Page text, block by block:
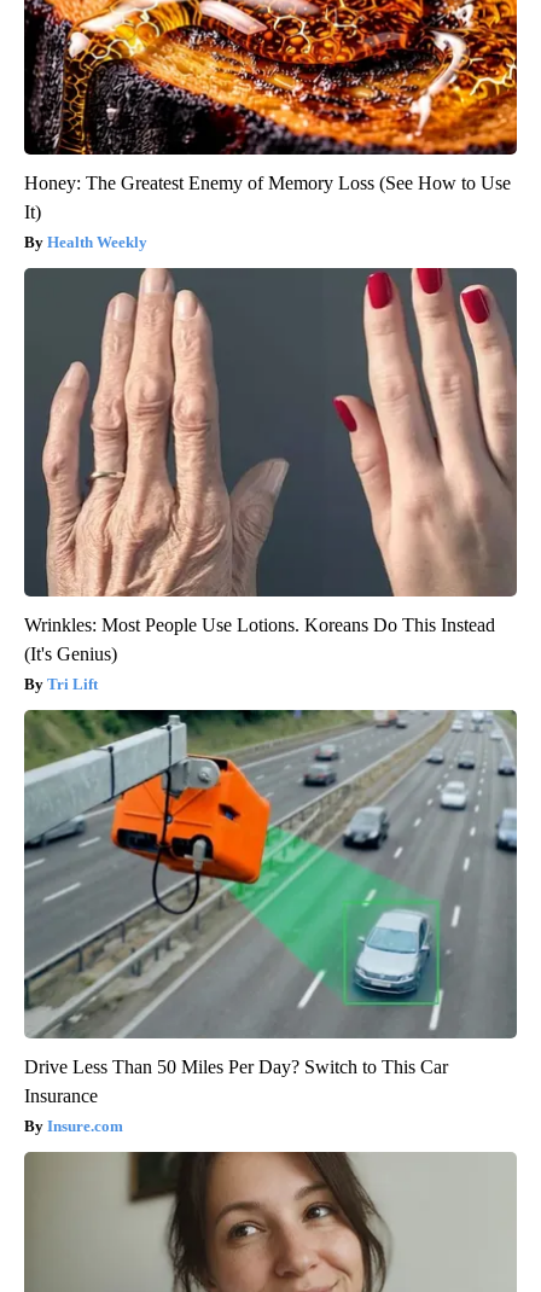
Honey: The Greatest Enemy of Memory Loss (See How to Use
It)
Health Weekly
Wrinkles: Most People Use Lotions. Koreans Do This Instead
(It's Genius)
Tri Lift
Drive Less Than 50 Miles Per Day? Switch to This Car
Insurance
Insure.com